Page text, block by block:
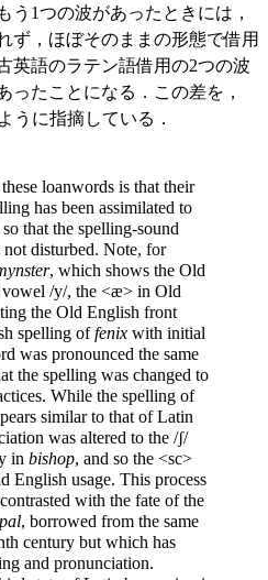
う1つの波があったときには，
ず，ほぼそのままの形態で借用
英語のラテン語借用の2つの波
ったことになる．この差を，
うに指摘している．
loanwords is that their
has been assimilated to
that the spelling-sound
not disturbed. Note, for
, which shows the Old
/y/, the <æ> in Old
the Old English front
spelling offenix with initial
was pronounced the same
the spelling was changed to
While the spelling of
similar to that of Latin
was altered to the /ʃ/
in bishop, and so the <sc>
English usage. This process
with the fate of the
, borrowed from the same
century but which has
and pronunciation.